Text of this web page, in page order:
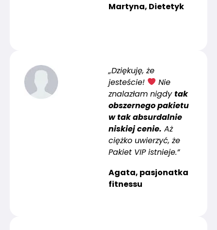
Martyna, Dietetyk
„Dziękuję, że
jesteście!
Nie
znalazłam nigdytak
obszernego pakietu
w tak absurdalnie
niskiej cenie. Aż
ciężko uwierzyć, że
Pakiet VIP istnieje.”
Agata, pasjonatka
fitnessu